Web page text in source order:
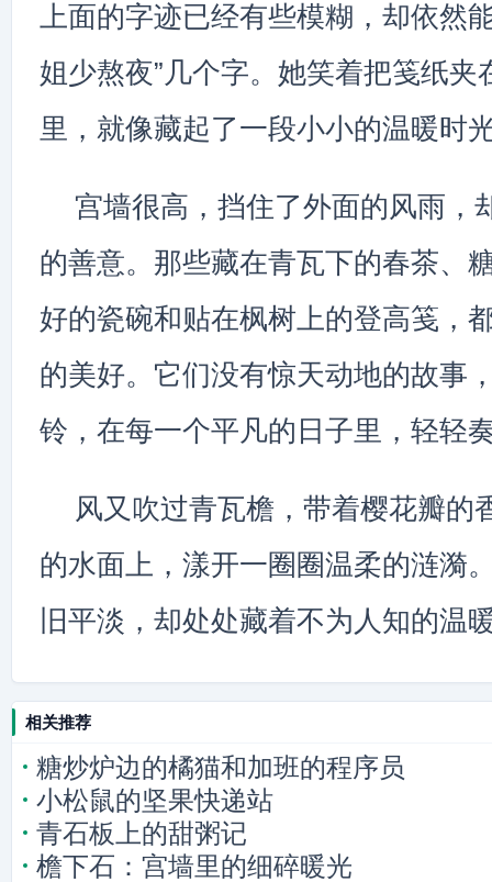
上面的字迹已经有些模糊，却依然
姐少熬夜”几个字。她笑着把笺纸夹
里，就像藏起了一段小小的温暖时
宫墙很高，挡住了外面的风雨，
的善意。那些藏在青瓦下的春茶、
好的瓷碗和贴在枫树上的登高笺，
的美好。它们没有惊天动地的故事
铃，在每一个平凡的日子里，轻轻
风又吹过青瓦檐，带着樱花瓣的
的水面上，漾开一圈圈温柔的涟漪
旧平淡，却处处藏着不为人知的温
相关推荐
糖炒炉边的橘猫和加班的程序员
小松鼠的坚果快递站
青石板上的甜粥记
檐下石：宫墙里的细碎暖光